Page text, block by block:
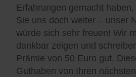
Erfahrungen gemacht
Sie uns doch weiter – unser
würde sich sehr freuen! Wir
dankbar zeigen und
Prämie von 50 Euro gut.
Guthaben von Ihren